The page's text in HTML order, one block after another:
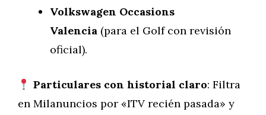
Volkswagen Occasions
Valencia (para el Golf con revisión
oficial).
Particulares con historial claro: Filtra
en Milanuncios por «ITV recién pasada» y